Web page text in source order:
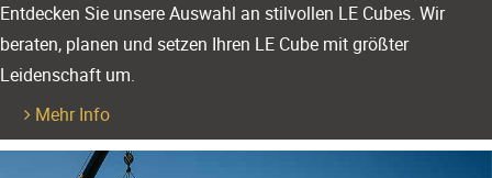
Entdecken Sie unsere Auswahl an stilvollen LE Cubes. Wir
beraten, planen und setzen Ihren LE Cube mit größter
Leidenschaft um.
Mehr Info